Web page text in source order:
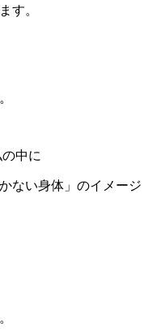
す。
中に
ない身体」のイメージ